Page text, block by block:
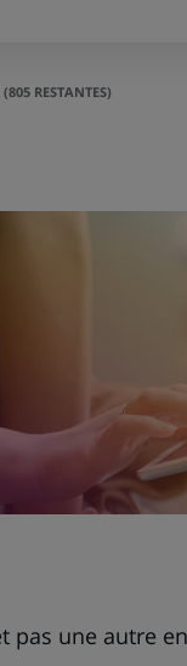
RESTANTES)
pas une autre